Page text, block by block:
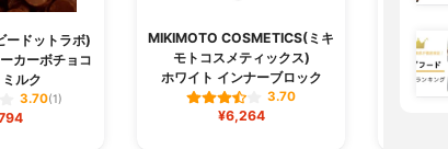
ードットラボ)
カーボチョコ
ルク
3.70(1)
MIKIMOTO COSMETICS(ミキ
モトコスメティックス)
ホワイト インナーブロック
3.70
¥6,264
キュッ
キュッ